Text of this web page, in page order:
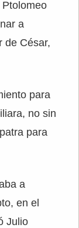
a
de César,
para
no sin
para
a
en el
Julio